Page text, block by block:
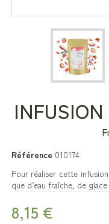
Référence 010174
Pour réaliser cette
que d’eau fraîche, de
8,15 €